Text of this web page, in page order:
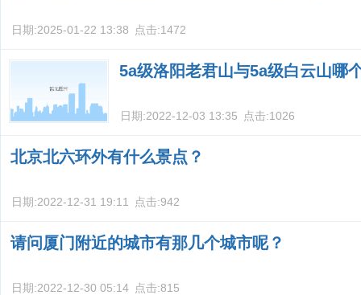
日期:2025-01-22 13:38 点击:1472
5a级洛阳老君山与5a级白云山哪
日期:2022-12-03 13:35 点击:1026
北京北六环外有什么景点？
日期:2022-12-31 19:11 点击:942
请问厦门附近的城市有那几个城市呢？
日期:2022-12-30 05:14 点击:815